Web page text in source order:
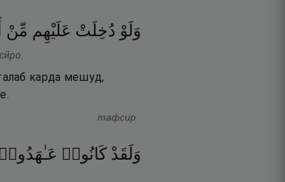
وَلَوْ دُخِلَتْ عَلَيْهِم مِّنْ
карда мешуд,
тафсир
وَلَقَدْ كَانُوا۟ عَـٰهَدُوا۟